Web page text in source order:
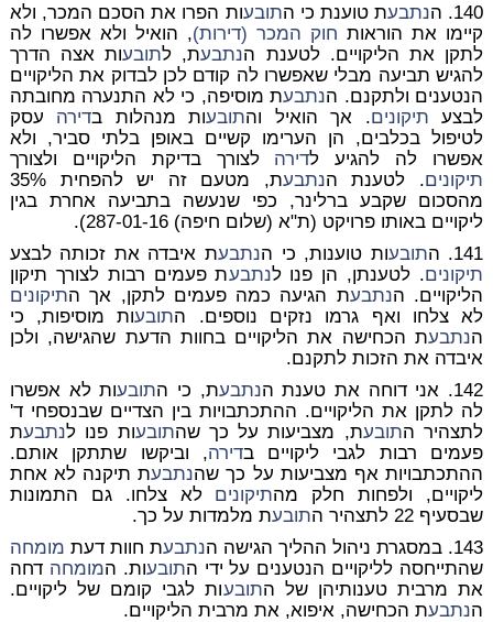
140. ה
נתבעת טוענת כי התובעות הפרו את הסכם המכר, ולא
קיימו את הוראות חוק המכר (דירות), הואיל ולא אפשרו לה
לתקן את הליקויים. לטענת הנתבעת, לתובעות אצה הדרך
להגיש תביעה מבלי שאפשרו לה קודם לכן לבדוק את הליקויים
הנטענים ולתקנם. הנתבעת מוסיפה, כי לא התנערה מחובתה
לבצע תיקונים. אך הואיל והתובעות מנהלות בדירה עסק
לטיפול בכלבים, הן הערימו קשיים באופן בלתי סביר, ולא
אפשרו לה להגיע לדירה לצורך בדיקת הליקויים ולצורך
תיקונים. לטענת הנתבע
ת, מטעם זה יש להפחית 35%
מהסכום שקבע ברלינר, כפי שנעשה בתביעה אחרת בגין
ליקויים באותו פרויקט (ת"א (שלום חיפה) 287-01-16).
141. ה
תובעות טוענות, כי הנתבעת איבדה את זכותה לבצע
תיקונים. לטענתן, הן פנו לנתבעת פעמים רבות לצורך תיקון
הליקויים. הנתבעת הגיעה כמה פעמים לתקן, אך התיקונים
לא צלחו ואף גרמו נזקים נוספים. התובעות מוסיפות, כי
הנתבעת הכחישה את הליקויים בחוות הדעת שהגישה, ולכן
איבדה את הזכות לתקנם.
142. אני דוחה את טענת ה
נתבעת, כי התובעות לא אפשרו
לה לתקן את הליקויים. ההתכתבויות בין הצדיים שבנספחי ד'
לתצהיר התובעת, מצביעות על כך שהתובעות פנו לנתבעת
פעמים רבות לגבי ליקויים בדירה, וביקשו שתתקן אותם.
ההתכתבויות אף מצביעות על כך שהנתבעת תיקנה לא אחת
ליקויים, ולפחות חלק מהתיקונים לא צלחו. גם התמונות
שבסעיף 22 לתצהיר ה
תובעת מלמדות על כך.
143. במסגרת ניהול ההליך הגישה ה
נתבעת חוות דעת מומחה
שהתייחסה לליקויים הנטענים על ידי התובעות. המומחה דחה
את מרבית טענותיהן של התובעות לגבי קומם של ליקויים.
הנתבעת הכחישה, איפוא, את מרבית הליקויים.